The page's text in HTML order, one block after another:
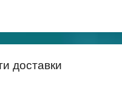
доставки